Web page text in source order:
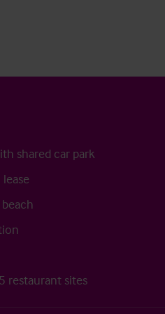
shared car park
restaurant sites